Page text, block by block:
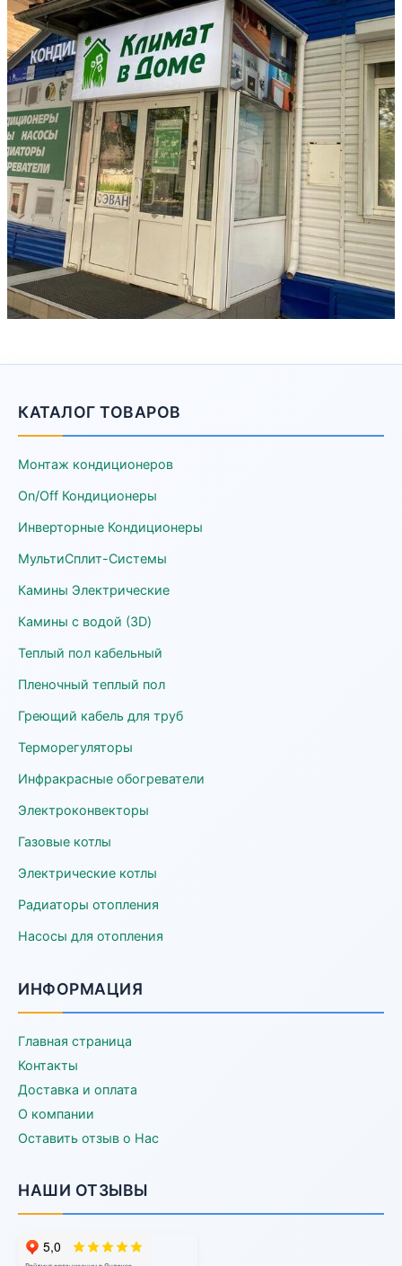
КАТАЛОГ ТОВАРОВ
Монтаж кондиционеров
On/Off Кондиционеры
Инверторные Кондиционеры
МультиСплит-Системы
Камины Электрические
Камины с водой (3D)
Теплый пол кабельный
Пленочный теплый пол
Греющий кабель для труб
Терморегуляторы
Инфракрасные обогреватели
Электроконвекторы
Газовые котлы
Электрические котлы
Радиаторы отопления
Насосы для отопления
ИНФОРМАЦИЯ
Главная страница
Контакты
Доставка и оплата
О компании
Оставить отзыв о Нас
НАШИ ОТЗЫВЫ